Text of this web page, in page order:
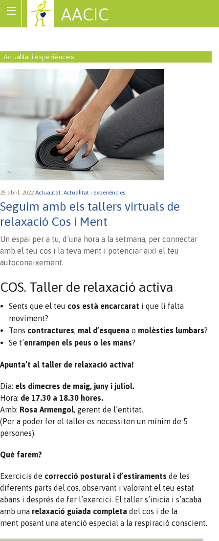
AACIC
Actualitat i experiències
25 abril, 2022 Actualitat. Actualitat i experiències.
Seguim amb els tallers virtuals de
relaxació Cos i Ment
Un espai per a tu, d’una hora a la setmana, per connectar
amb el teu cos i la teva ment i potenciar així el teu
autoconeixement.
COS. Taller de relaxació activa
Sents que el teu cos està encarcarat i que li falta
moviment?
Tens contractures mal d’esquena o molèsties lumbars?
Se t’enrampen els peus o les mans?
Apunta’t al taller de relaxació activa!
Dia: els dimecres de maig, juny i juliol.
Hora: de 17.30 a 18.30 hores.
Amb: Rosa Armengol , gerent de l’entitat.
(Per a poder fer el taller es necessiten un mínim de 5
persones).
Què farem?
Exercicis de correcció postural i d’estiraments de les
diferents parts del cos, observant i valorant el teu estat
abans i després de fer l’exercici. El taller s’inicia i s’acaba
amb una relaxació guiada completa del cos i de la
ment posant una atenció especial a la respiració conscient.